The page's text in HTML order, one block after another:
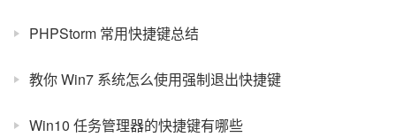
PHPStorm 常用快捷键总结
教你 Win7 系统怎么使用强制退出快捷键
Win10 任务管理器的快捷键有哪些